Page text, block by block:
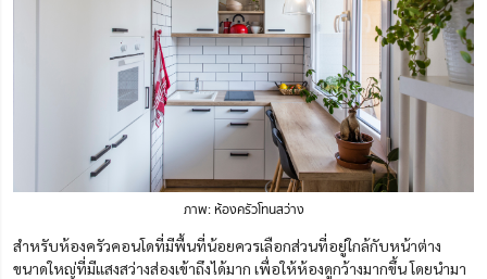
ภาพ: ห้องครัวโทนสว่าง
สำหรับห้องครัวคอนโดที่มีพื้นที่น้อยควรเลือกส่วนที่อยู่ใกล้กับหน้าต่าง
ขนาดใหญ่ที่มีแสงสว่างส่องเข้าถึงได้มาก เพื่อให้ห้องดูกว้างมากขึ้น โดยนำมา